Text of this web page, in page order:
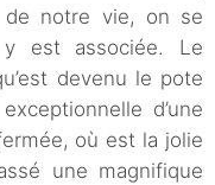
de notre vie, on se
est associée. Le
devenu le pote
d’une
où est la jolie
une magnifique